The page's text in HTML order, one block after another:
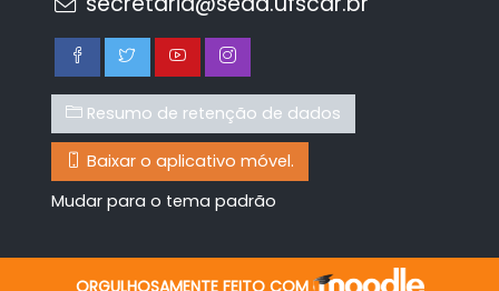
Resumo de retenção de dados
Baixar o aplicativo móvel.
Mudar para o tema padrão